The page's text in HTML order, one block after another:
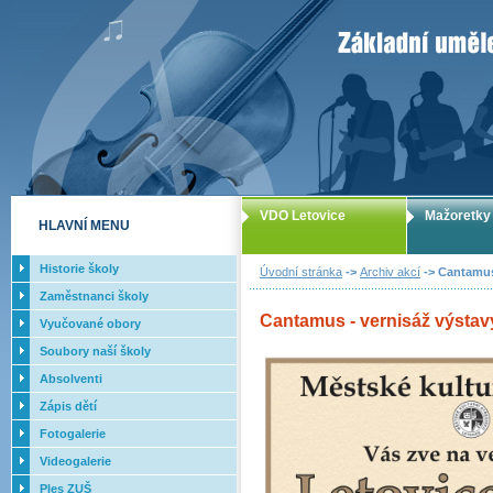
ZUŠ Letovice
Úvodní stránka -> Archiv akcí ->
Cantamus - vernisáž
VDO Letovice Mažoretky
HLAVNÍ MENU
Historie školy
Zaměstnanci školy
Vyučované obory
Soubory naší školy
Absolventi
Zápis dětí
Fotogalerie
Videogalerie
Ples ZUŠ